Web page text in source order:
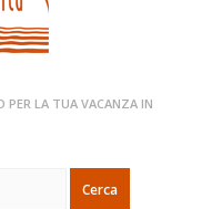
PER LA TUA VACANZA IN